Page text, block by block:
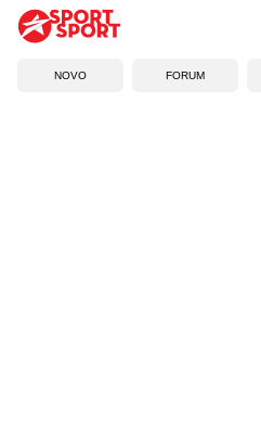
NOVO FORUM